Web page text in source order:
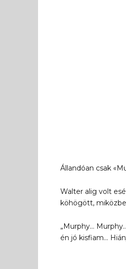
Állandóan csak
Walter alig volt
köhögött,
„Murphy…
én jó kisfiam…